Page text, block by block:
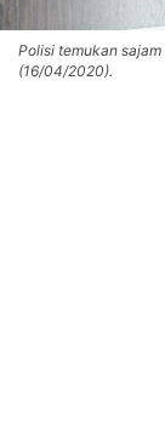
Polisi temukan
(16/04/2020).